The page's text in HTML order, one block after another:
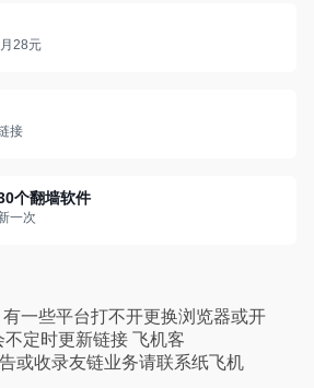
28元
接
个翻墙软件
一次
一些平台打不开更换浏览器或开
定时更新链接 飞机客
或收录友链业务请联系纸飞机